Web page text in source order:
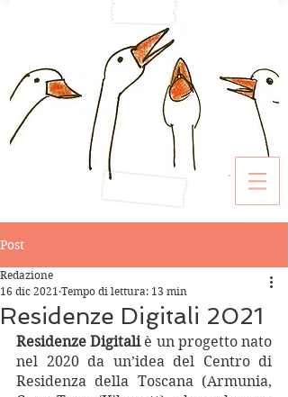
Post
Residenze Digitali 2021
Redazione
16 dic 2021 Tempo di lettura: 13 min
Residenze Digitali è un progetto nato
nel 2020 da un’idea del Centro di
Residenza della Toscana (Armunia,